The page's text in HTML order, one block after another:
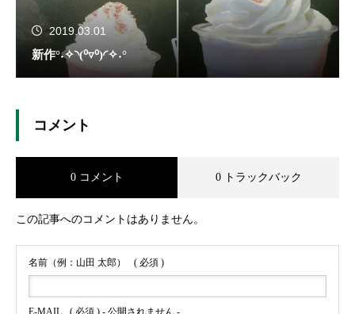
2019.03.01
新作°˖✧◝(⁰▿⁰)◜✧˖°
コメント
0 コメント 0 トラックバック
この記事へのコメントはありません。
名前（例：山田 太郎） ( 必須 )
E-MAIL ( 必須 ) - 公開されません -